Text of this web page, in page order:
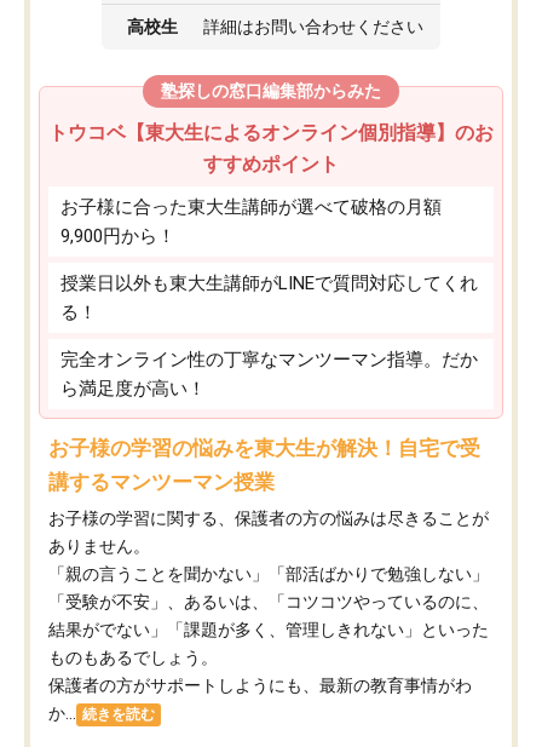
高校生 詳細はお問い合わせください
塾探しの窓口編集部からみた
トウコベ【東大生によるオンライン個別指導】のお
すすめポイント
お子様に合った東大生講師が選べて破格の月額
9,900円から！
授業日以外も東大生講師がLINEで質問対応してくれ
る！
完全オンライン性の丁寧なマンツーマン指導。だか
ら満足度が高い！
お子様の学習の悩みを東大生が解決！自宅で受
講するマンツーマン授業
お子様の学習に関する、保護者の方の悩みは尽きることが
ありません。
「親の言うことを聞かない」「部活ばかりで勉強しない」
「受験が不安」、あるいは、「コツコツやっているのに、
結果がでない」「課題が多く、管理しきれない」といった
ものもあるでしょう。
保護者の方がサポートしようにも、最新の教育事情がわ
か...
続きを読む